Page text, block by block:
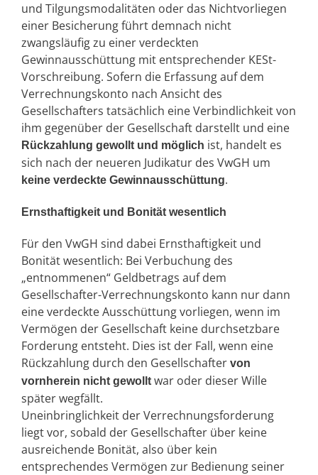
und Tilgungsmodalitäten oder das Nichtvorliegen
einer Besicherung führt demnach nicht
zwangsläufig zu einer verdeckten
Gewinnausschüttung mit entsprechender KESt-
Vorschreibung. Sofern die Erfassung auf dem
Verrechnungskonto nach Ansicht des
Gesellschafters tatsächlich eine Verbindlichkeit von
ihm gegenüber der Gesellschaft darstellt und eine
Rückzahlung gewollt und möglich ist, handelt es
sich nach der neueren Judikatur des VwGH um
keine verdeckte Gewinnausschüttung.
Ernsthaftigkeit und Bonität wesentlich
Für den VwGH sind dabei Ernsthaftigkeit und
Bonität wesentlich: Bei Verbuchung des
„entnommenen“ Geldbetrags auf dem
Gesellschafter-Verrechnungskonto kann nur dann
eine verdeckte Ausschüttung vorliegen, wenn im
Vermögen der Gesellschaft keine durchsetzbare
Forderung entsteht. Dies ist der Fall, wenn eine
Rückzahlung durch den Gesellschafter von
vornherein nicht gewolltwar oder dieser Wille
später wegfällt.
Uneinbringlichkeit der Verrechnungsforderung
liegt vor, sobald der Gesellschafter über keine
ausreichende Bonität, also über kein
entsprechendes Vermögen zur Bedienung seiner